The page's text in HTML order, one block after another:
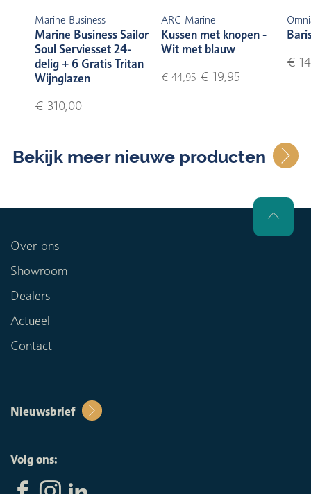
Marine Business
Marine Business Sailor
Soul Serviesset 24-
delig + 6 Gratis Tritan
Wijnglazen
€ 310,00
ARC Marine
Kussen met knopen -
Wit met blauw
€ 44,95€ 19,95
€
Bekijk meer nieuwe producten
Over ons
Showroom
Dealers
Actueel
Contact
Nieuwsbrief
Volg ons: